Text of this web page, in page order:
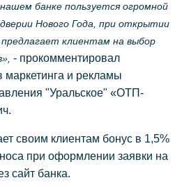
банке пользуется огромной
Нового Года, при открытии
предлагает клиентам на выбор
- прокомментировал
маркетинга и рекламы
"Уральское" «ОТП-
своим клиентам бонус в 1,5%
при оформлении заявки на
сайт банка.